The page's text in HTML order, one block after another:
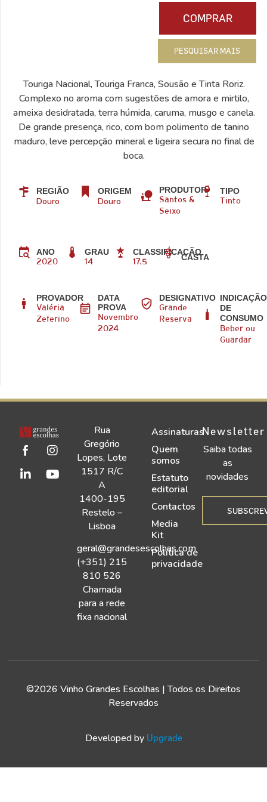
COMPRAR
PESQUISAR MAIS
Touriga Nacional, Touriga Franca, Sousão e Tinta Roriz.
Complexo no aroma com sugestões de amora e mirtilo,
ameixa desidratada, terra húmida, caruma, musgo e canela.
De grande presença, rico, com bom polimento de tanino
maduro, leve percepção mineral e ligeira secura no final de
boca.
REGIÃO
Douro
ORIGEM
Douro
PRODUTOR
Santos &
Seixo
TIPO
Tinto
ANO
2020
GRAU
14
CLASSIFICAÇÃO
17.5
CASTA
PROVADOR
Valéria
Zeferino
DATA
PROVA
Novembro
2024
DESIGNATIVO
Grande
Reserva
INDICAÇÃO
DE
CONSUMO
Beber ou
Guardar
Rua
Gregório
Lopes, Lote
1517 R/C
A
1400-195
Restelo –
Lisboa
geral@grandesescolhas.com
(+351) 215
810 526
Chamada
para a rede
fixa nacional
Assinaturas
Quem
somos
Estatuto
editorial
Contactos
Media
Kit
Política de
privacidade
Newsletter
Saiba todas
as
novidades
©2026 Vinho Grandes Escolhas | Todos os Direitos
Reservados
Developed by Upgrade